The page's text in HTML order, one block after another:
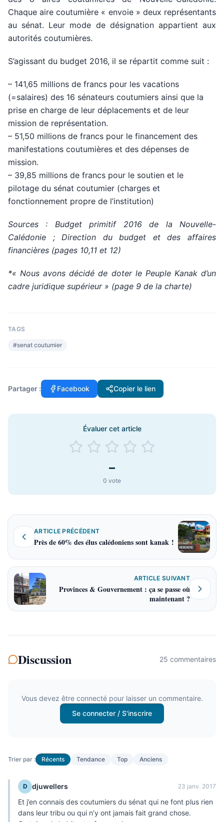
Chaque aire coutumière « envoie » deux représentants
au sénat. Leur mode de désignation appartient aux
autorités coutumières.
S’agissant du budget 2016, il se répartit comme suit :
– 141,65 millions de francs pour les vacations
(=salaires) des 16 sénateurs coutumiers ainsi que la
prise en charge de leur déplacements et de leur
mission de représentation.
– 51,50 millions de francs pour le financement des
manifestations coutumières et des dépenses de
mission.
– 39,85 millions de francs pour le soutien et le
pilotage du sénat coutumier (charges et
fonctionnement propre de l’institution)
Sources : Budget primitif 2016 de la Nouvelle-
Calédonie ; Direction du budget et des affaires
financières (pages 10,11 et 12)
*« Nous avons décidé de doter le Peuple Kanak d’un
cadre juridique supérieur » (page 9 de la charte)
TAGS
#senat coutumier
Partager : Facebook Copier le lien
Évaluer cet article
–
0 vote
ARTICLE PRÉCÉDENT
Près de 60% des élus calédoniens sont kanak !
ARTICLE SUIVANT
Provinces & Gouvernement : ça se passe où
maintenant ?
Discussion 25 commentaires
Vous devez être connecté pour laisser un commentaire.
Se connecter / S'inscrire
Trier par : Récents Tendance Top Anciens
D djuwellers 23 janv. 2017
Et j’en connais des coutumiers du sénat qui ne font plus rien
dans leur tribu ou qui n’y ont jamais fait grand chose.